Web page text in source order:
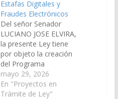
Estafas Digitales y
Fraudes Electrónicos
Del señor Senador
LUCIANO JOSE ELVIRA,
la presente Ley tiene
por objeto la creación
del Programa
Provincial de
Prevención,
Concientización y
mayo 29, 2026
En "Proyectos en
Trámite de Ley"